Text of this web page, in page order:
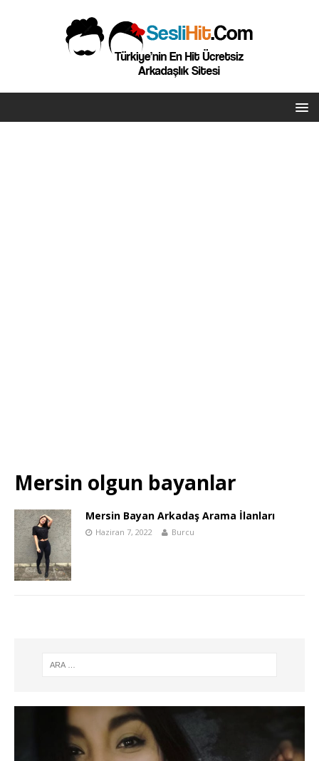
Mersin olgun bayanlar
Mersin Bayan Arkadaş Arama İlanları
Haziran 7, 2022 Burcu